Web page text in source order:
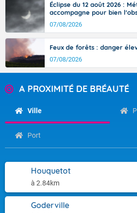
Éclipse du 12 août 2026 :
accompagne pour bien
07/08/2026
Feux de forêts : danger
07/08/2026
A PROXIMITÉ DE BRÉAUTÉ
Ville
Port
Houquetot
à 2.84km
Goderville